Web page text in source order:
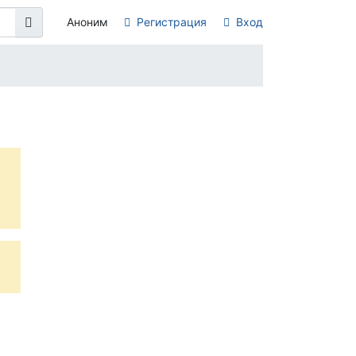
Аноним Регистрация Вход